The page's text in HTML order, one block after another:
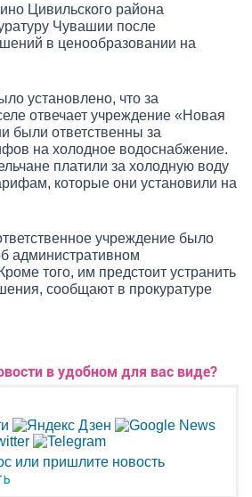
Цивильского района
Чувашии после
в ценообразовании на
установлено, что за
отвечает учреждение «Новая
были ответственны за
на холодное водоснабжение.
платили за холодную воду
которые они установили на
учреждение было
административном
того, им предстоит устранить
сообщают в прокуратуре
в удобном для вас виде?